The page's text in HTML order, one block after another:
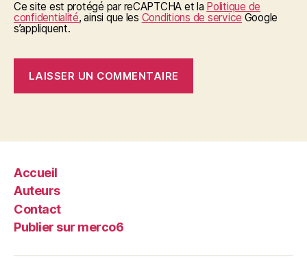
Ce site est protégé par reCAPTCHA et la Politique de
confidentialité, ainsi que les Conditions de service Google
s’appliquent.
Accueil
Auteurs
Contact
Publier sur merco6